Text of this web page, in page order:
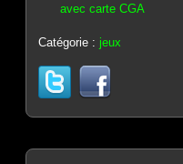
avec carte CGA
Catégorie :jeux